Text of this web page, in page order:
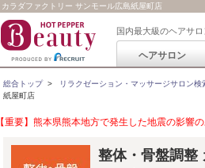
カラダファクトリー サンモール広島紙屋町店
国内最大級のヘアサ
ヘアサロン
総合トップ> リラクゼーション・マッサージサロン検
紙屋町店
【重要】熊本県熊本地方で発生した地震の影響
整体・骨盤調整